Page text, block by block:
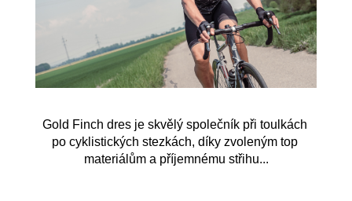
Gold Finch dres je skvělý společník při toulkách
po cyklistických stezkách, díky zvoleným top
materiálům a příjemnému střihu...